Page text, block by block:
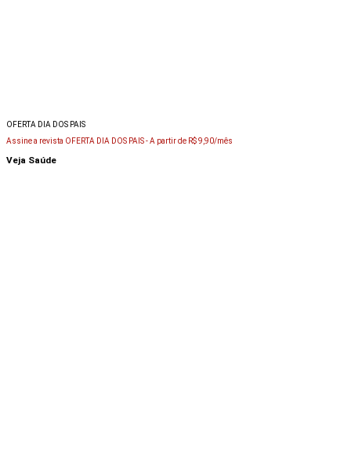
OFERTA DIA DOS PAIS
Assine a revista OFERTA DIA DOS PAIS -A partir de R$ 9,90/mês
Veja Saúde